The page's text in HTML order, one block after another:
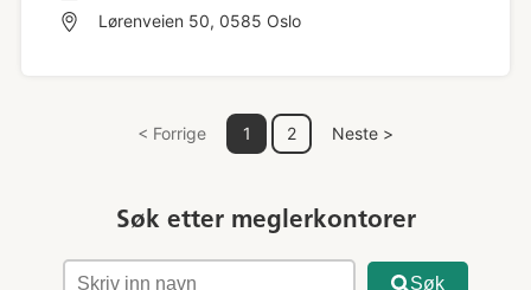
Lørenveien 50, 0585 Oslo
< Forrige 1 2 Neste >
Søk etter meglerkontorer
Søk